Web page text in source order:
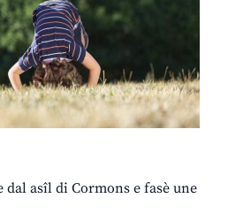
dal asîl di Cormons e fasè une